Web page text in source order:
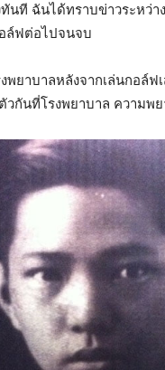
ทันที ฉันได้ทราบข่าวระหว่
ล์ฟต่อไปจนจบ
ยาบาลหลังจากเล่นกอล์ฟ
วกันที่โรงพยาบาล ความพ